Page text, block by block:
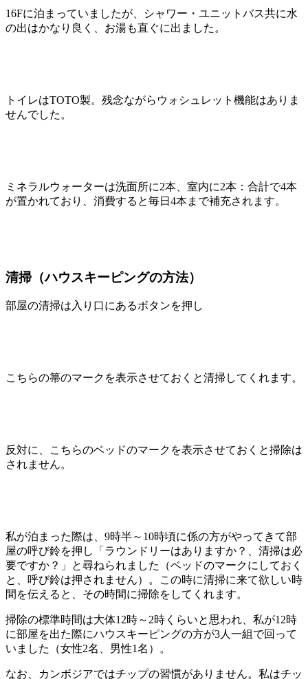
16Fに泊まっていましたが、シャワー・ユニットバス共に水
の出はかなり良く、お湯も直ぐに出ました。
トイレはTOTO製。残念ながらウォシュレット機能はありま
せんでした。
ミネラルウォーターは洗面所に2本、室内に2本：合計で4本
が置かれており、消費すると毎日4本まで補充されます。
清掃（ハウスキーピングの方法）
部屋の清掃は入り口にあるボタンを押し
こちらの箒のマークを表示させておくと清掃してくれます。
反対に、こちらのベッドのマークを表示させておくと掃除は
されません。
私が泊まった際は、9時半～10時頃に係の方がやってきて部
屋の呼び鈴を押し「ラウンドリーはありますか？、清掃は必
要ですか？」と尋ねられました（ベッドのマークにしておく
と、呼び鈴は押されません）。この時に清掃に来て欲しい時
間を伝えると、その時間に掃除をしてくれます。
掃除の標準時間は大体12時～2時くらいと思われ、私が12時
に部屋を出た際にハウスキーピングの方が3人一組で回って
いました（女性2名、男性1名）。
なお、カンボジアではチップの習慣がありません。私はチッ